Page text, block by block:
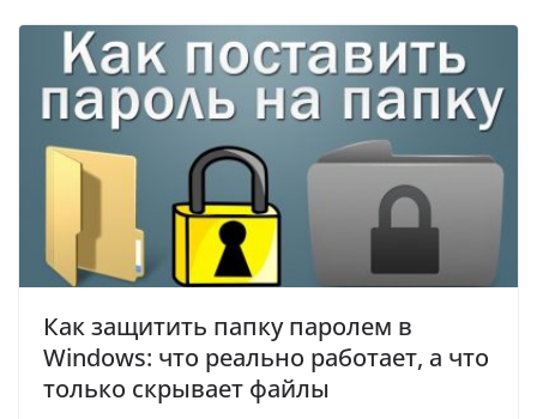
Как защитить папку паролем в
Windows: что реально работает, а что
только скрывает файлы